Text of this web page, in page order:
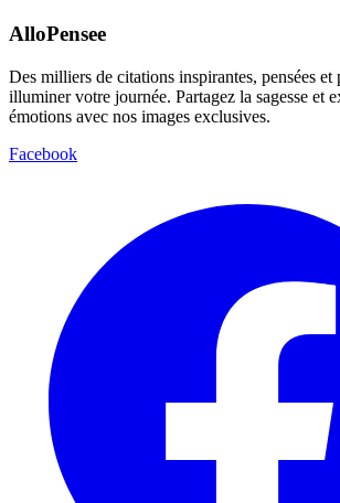
AlloPensee
Des milliers de citations inspirantes, pensées et
illuminer votre journée. Partagez la sagesse et
émotions avec nos images exclusives.
Facebook